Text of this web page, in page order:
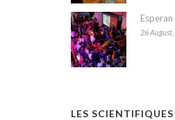
26
LES SCIENTIFIQUES